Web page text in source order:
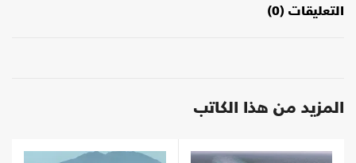
التعليقات (0)
المزيد من هذا الكاتب